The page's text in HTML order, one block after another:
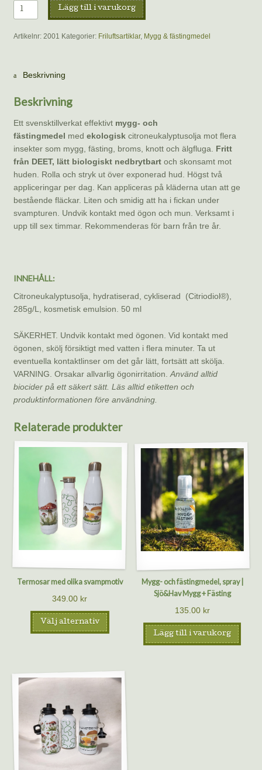
Mygg-
och
fästingmedel,
Mygg
+
Fästing
mängd
Lägg till i varukorg
Artikelnr: 2001 Kategorier: Friluftsartiklar, Mygg & fästingmedel
Beskrivning
Beskrivning
Ett svensktillverkat effektivt mygg- och
fästingmedel med ekologiskcitroneukalyptusolja mot flera
insekter som mygg, fästing, broms, knott och älgfluga. Fritt
från DEET, lätt biologiskt nedbrytbartoch skonsamt mot
huden. Rolla och stryk ut över exponerad hud. Högst två
appliceringar per dag. Kan appliceras på kläderna utan att ge
bestående fläckar. Liten och smidig att ha i fickan under
svampturen. Undvik kontakt med ögon och mun. Verksamt i
upp till sex timmar. Rekommenderas för barn från tre år.
INNEHÅLL:
Citroneukalyptusolja, hydratiserad, cykliserad (Citriodiol®),
285g/L, kosmetisk emulsion. 50 ml
SÄKERHET. Undvik kontakt med ögonen. Vid kontakt med
ögonen, skölj försiktigt med vatten i flera minuter. Ta ut
eventuella kontaktlinser om det går lätt, fortsätt att skölja.
VARNING. Orsakar allvarlig ögonirritation. Använd alltid
biocider på ett säkert sätt. Läs alltid etiketten och
produktinformationen före användning.
Relaterade produkter
Termosar med olika svampmotiv
349.00 kr
Välj alternativ
Mygg- och fästingmedel, spray |
Sjö&Hav Mygg + Fästing
135.00 kr
Lägg till i varukorg